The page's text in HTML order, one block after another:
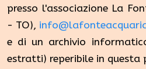
presso l'associazione La
- TO),
e di un archivio
estratti) reperibile in questa